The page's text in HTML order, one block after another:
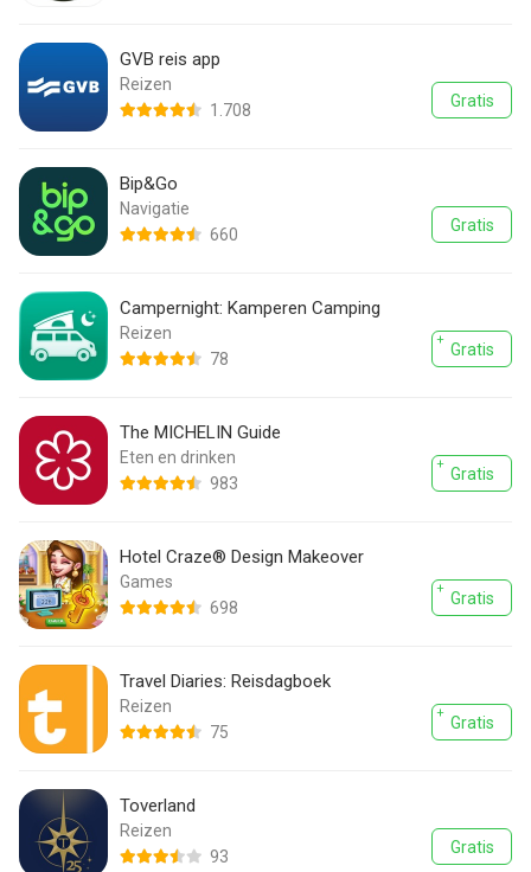
GVB reis app
1.708
Reizen
Gratis
Bip&Go
660
Navigatie
Gratis
Campernight: Kamperen Camping
78
Reizen
Gratis
The MICHELIN Guide
983
Eten en drinken
Gratis
Hotel Craze® Design Makeover
698
Games
Gratis
Travel Diaries: Reisdagboek
75
Reizen
Gratis
Toverland
93
Reizen
Gratis